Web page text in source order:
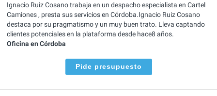
Ignacio Ruiz Cosano trabaja en un despacho especialista en Cartel
Camiones , presta sus servicios en Córdoba.Ignacio Ruiz Cosano
destaca por su pragmatismo y un muy buen trato. Lleva captando
clientes potenciales en la plataforma desde hace8 años.
Oficina en Córdoba
Pide presupuesto